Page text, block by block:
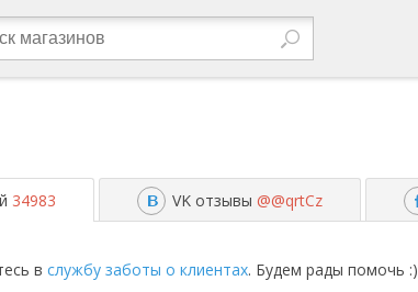
34983 VK отзывы @@qrtCz
в службу заботы о клиентах. Будем рады помочь :)